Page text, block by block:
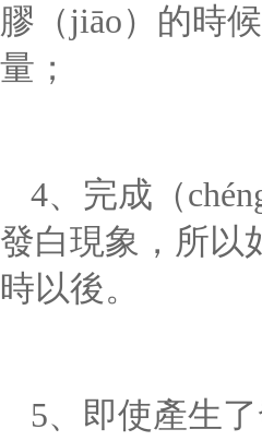
膠（jiāo）的時
量；
4、完成（
發白現象，所以
時以後。
5、 即使產生